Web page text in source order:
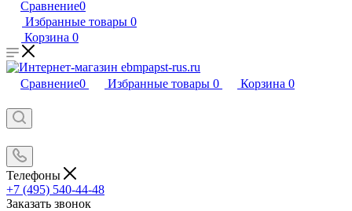
Сравнение0
Избранные товары 0
Корзина 0
Сравнение0 Избранные товары 0 Корзина 0
Телефоны
+7 (495) 540-44-48
Заказать звонок